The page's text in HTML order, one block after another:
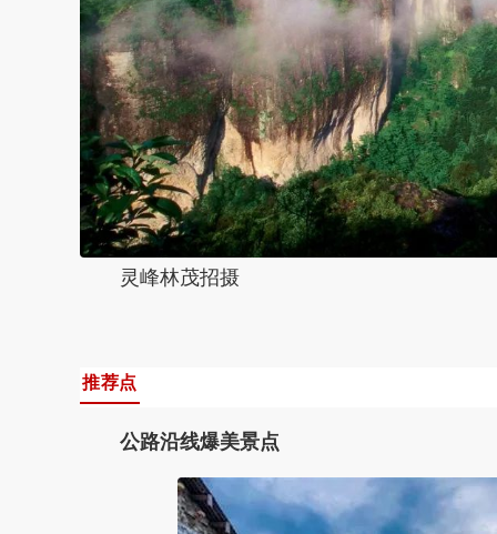
灵峰林茂招摄
推荐点
公路沿线爆美景点